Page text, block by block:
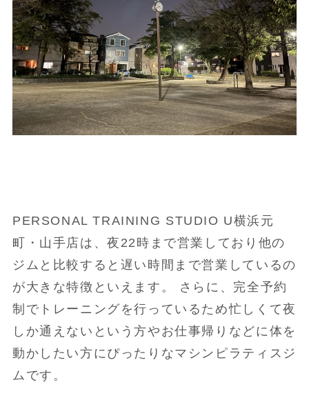
PERSONAL TRAINING STUDIO U横浜元
町・山手店は、夜22時まで営業しており他の
ジムと比較すると遅い時間まで営業しているの
が大きな特徴といえます。 さらに、完全予約
制でトレーニングを行っているため忙しくて夜
しか通えないという方やお仕事帰りなどに体を
動かしたい方にぴったりなマシンピラティスジ
ムです。